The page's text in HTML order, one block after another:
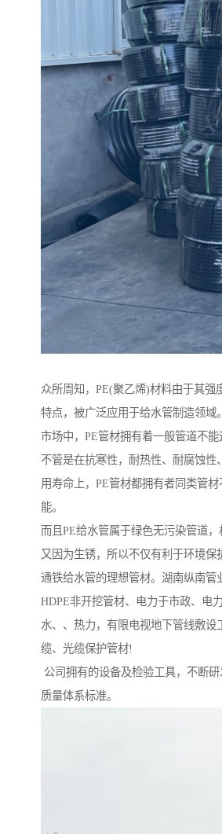
众所周知，PE(聚乙烯)材料由于其强
特点，被广泛应用于给水管制造领域
市场中，PE管材拥有着一般管道不能
不管是在抗寒性，耐热性、耐腐蚀性
用寿命上，PE管材都拥有者同类管
能。
而且PE给水管属于绿色无污染管道，
又因为生锈，所以不仅有利于环境保
通铁给水管的理想管材。湖南纵南管
HDPE非开挖管材、电力于市政、电
水、、热力，有限电视地下管线敷设
缆、光缆保护管材!
公司拥有的设备及检验工具，不断
质量体系标准。